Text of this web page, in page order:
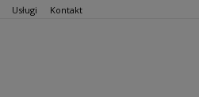
Usługi Kontakt